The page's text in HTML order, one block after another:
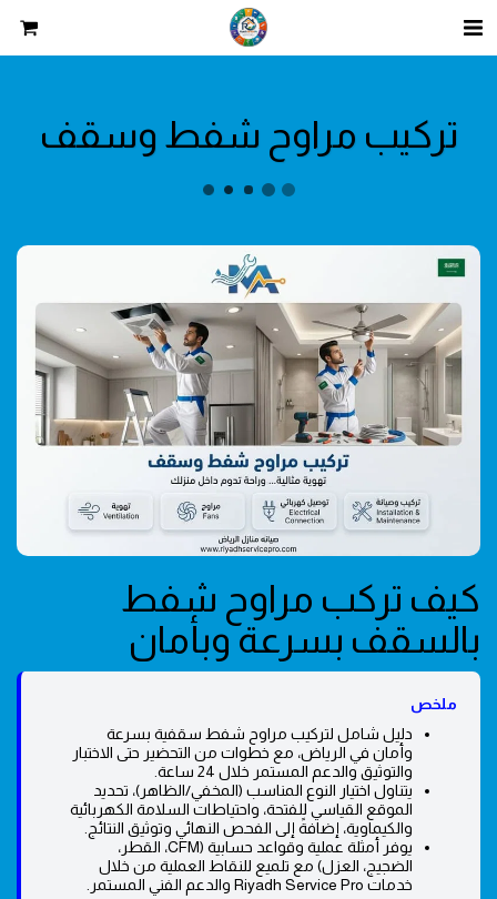
تركيب مراوح شفط وسقف
كيف تركب مراوح شفط
بالسقف بسرعة وبأمان
ملخص
دليل شامل لتركيب مراوح شفط سقفية بسرعة
وأمان في الرياض، مع خطوات من التحضير حتى الاختبار
والتوثيق والدعم المستمر خلال 24 ساعة.
يتناول اختيار النوع المناسب (المخفي/الظاهر)، تحديد
الموقع القياسي للفتحة، واحتياطات السلامة الكهربائية
والكيماوية، إضافةً إلى الفحص النهائي وتوثيق النتائج.
يوفر أمثلة عملية وقواعد حسابية (CFM، القطر،
الضجيج، العزل) مع تلميع للنقاط العملية من خلال
خدمات Riyadh Service Pro والدعم الفني المستمر.